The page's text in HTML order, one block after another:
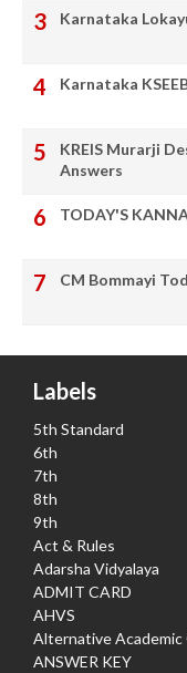
Karnataka
Karnataka
KREIS Murarji
Answers
TODAY'S
CM Bommayi
Labels
5th Standard
6th
7th
8th
9th
Act & Rules
Adarsha Vidyalaya
ADMIT CARD
AHVS
Alternative Academic
ANSWER KEY